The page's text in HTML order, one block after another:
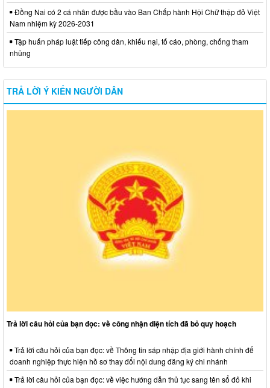
Đồng Nai có 2 cá nhân được bầu vào Ban Chấp hành Hội Chữ thập đỏ Việt
Nam nhiệm kỳ 2026-2031
Tập huấn pháp luật tiếp công dân, khiếu nại, tố cáo, phòng, chống tham
nhũng
TRẢ LỜI Ý KIẾN NGƯỜI DÂN
Trả lời câu hỏi của bạn đọc: về công nhận diện tích đã bỏ quy hoạch
Trả lời câu hỏi của bạn đọc: về Thông tin sáp nhập địa giới hành chính để
doanh nghiệp thực hiện hồ sơ thay đổi nội dung đăng ký chi nhánh
Trả lời câu hỏi của bạn đọc: về việc hướng dẫn thủ tục sang tên sổ đỏ khi